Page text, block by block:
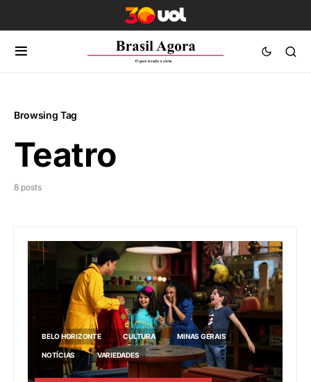
Browsing Tag
Teatro
8 posts
BELO HORIZONTE CULTURA MINAS GERAIS
NOTÍCIAS VARIEDADES